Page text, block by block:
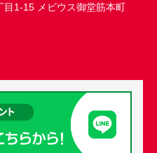
目1-15 メビウス御堂筋本町